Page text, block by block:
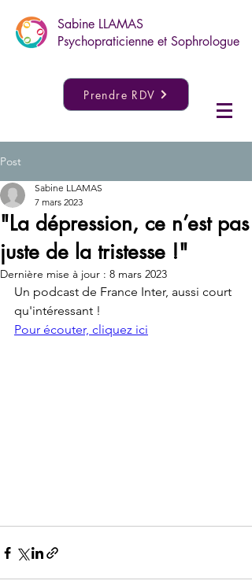
Sabine LLAMAS
Psychopraticienne et Sophrologue
Prendre RDV
Post
"La dépression, ce n’est pas
juste de la tristesse !"
Sabine LLAMAS
7 mars 2023
Dernière mise à jour : 8 mars 2023
Un podcast de France Inter, aussi court
qu'intéressant !
Pour écouter, cliquez ici